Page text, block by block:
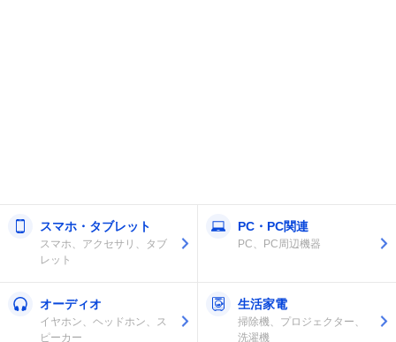
スマホ・タブレット
スマホ、アクセサリ、タブ
レット
PC・PC関連
PC、PC周辺機器
オーディオ
イヤホン、ヘッドホン、ス
ピーカー
生活家電
掃除機、プロジェクター、
洗濯機